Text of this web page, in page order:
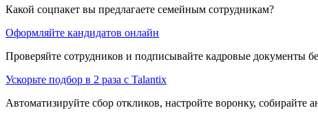
Какой соцпакет вы предлагаете семейным сотрудникам?
Оформляйте кандидатов онлайн
Проверяйте сотрудников и подписывайте кадровые документы
Ускорьте подбор в 2 раза с Talantix
Автоматизируйте сбор откликов, настройте воронку, собирайте